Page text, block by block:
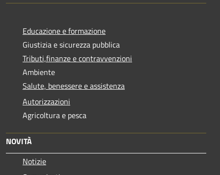
Educazione e formazione
Giustizia e sicurezza pubblica
Tributi,finanze e contravvenzioni
Ambiente
Salute, benessere e assistenza
Autorizzazioni
Agricoltura e pesca
NOVITÀ
Notizie